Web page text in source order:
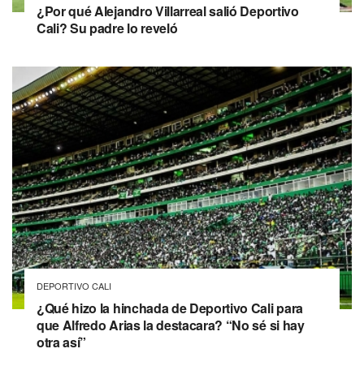
¿Por qué Alejandro Villarreal salió Deportivo
Cali? Su padre lo reveló
DEPORTIVO CALI
¿Qué hizo la hinchada de Deportivo Cali para
que Alfredo Arias la destacara? “No sé si hay
otra así”